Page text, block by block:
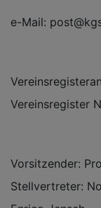
e-Mail:
Vereinsregister
Vorsitzender:
Stellvertreter: